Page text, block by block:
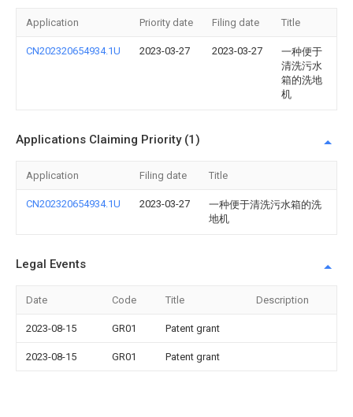
Application Priority date Filing date Title
CN202320654934.1U 2023-03-27 2023-03-27
一种便于
清洗污水
箱的洗地
机
Applications Claiming Priority (1)
Application Filing date Title
CN202320654934.1U 2023-03-27
一种便于清洗污水箱的洗
地机
Legal Events
Date Code Title Description
2023-08-15 GR01 Patent grant
2023-08-15 GR01 Patent grant